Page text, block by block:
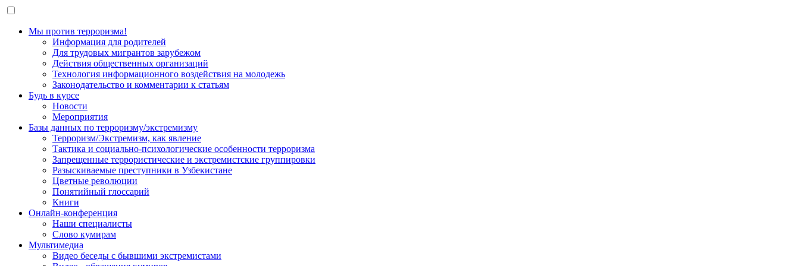
Мы против терроризма!
Информация для родителей
Для трудовых мигрантов зарубежом
Действия общественных организаций
Технология информационного воздействия на молодежь
Законодательство и комментарии к статьям
Будь в курсе
Новости
Мероприятия
Базы данных по терроризму/экстремизму
Терроризм/Экстремизм, как явление
Тактика и социально-психологические особенности терроризма
Запрещенные террористические и экстремистские группировки
Разыскиваемые преступники в Узбекистане
Цветные революции
Понятийный глоссарий
Книги
Онлайн-конференция
Наши специалисты
Слово кумирам
Мультимедиа
Видео беседы с бывшими экстремистами